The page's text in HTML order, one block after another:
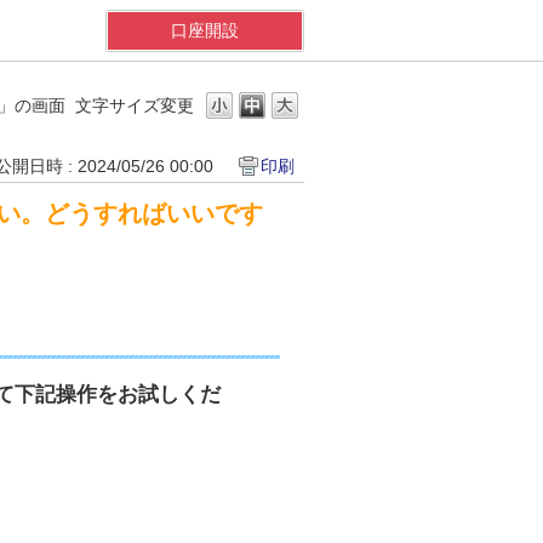
口座開設
文字サイズ変更
の画面
開日時 : 2024/05/26 00:00 印刷
。どうすればいいです
下記操作をお試しくだ